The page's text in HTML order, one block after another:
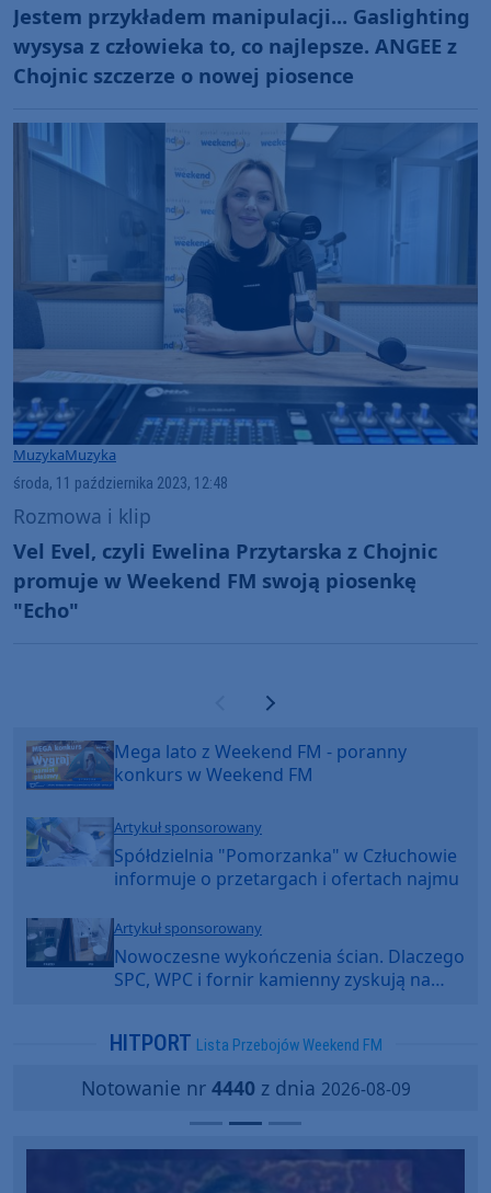
Jestem przykładem manipulacji... Gaslighting
wysysa z człowieka to, co najlepsze. ANGEE z
Chojnic szczerze o nowej piosence
MuzykaMuzyka
środa, 11 października 2023, 12:48
Rozmowa i klip
Vel Evel, czyli Ewelina Przytarska z Chojnic
promuje w Weekend FM swoją piosenkę
"Echo"
Poprzednia strona
Następna strona
Mega lato z Weekend FM - poranny
konkurs w Weekend FM
Artykuł sponsorowany
Spółdzielnia "Pomorzanka" w Człuchowie
informuje o przetargach i ofertach najmu
Artykuł sponsorowany
Nowoczesne wykończenia ścian. Dlaczego
SPC, WPC i fornir kamienny zyskują na
HITPORT Lista Przebojów Weekend FM
Notowanie nr 4440 z dnia 2026-08-09